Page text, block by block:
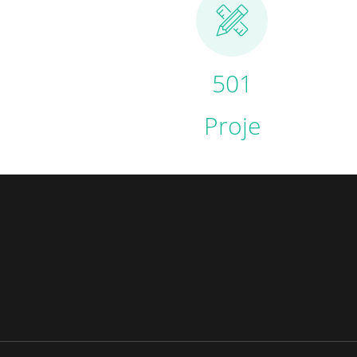
504
Proje